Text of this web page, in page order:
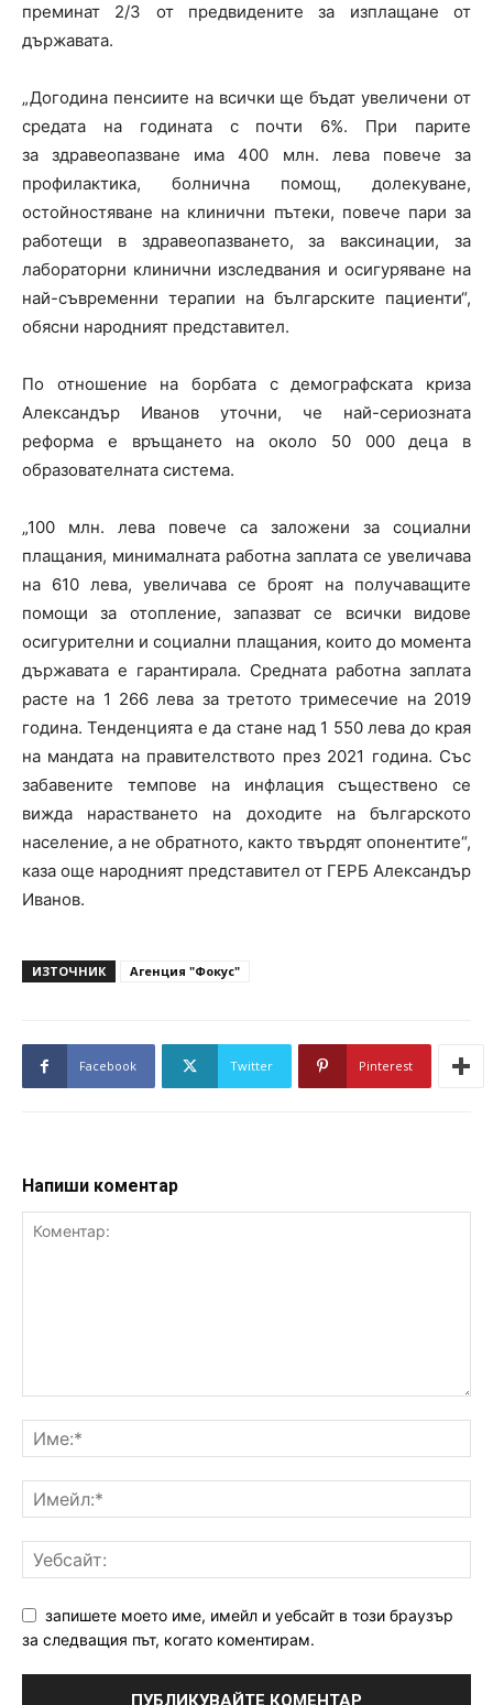
преминат 2/3 от предвидените за изплащане от
държавата.
„Догодина пенсиите на всички ще бъдат увеличени от
средата на годината с почти 6%. При парите
за здравеопазване има 400 млн. лева повече за
профилактика, болнична помощ, долекуване,
остойностяване на клинични пътеки, повече пари за
работещи в здравеопазването, за ваксинации, за
лабораторни клинични изследвания и осигуряване на
най-съвременни терапии на българските пациенти“,
обясни народният представител.
По отношение на борбата с демографската криза
Александър Иванов уточни, че най-сериозната
реформа е връщането на около 50 000 деца в
образователната система.
„100 млн. лева повече са заложени за социални
плащания, минималната работна заплата се увеличава
на 610 лева, увеличава се броят на получаващите
помощи за отопление, запазват се всички видове
осигурителни и социални плащания, които до момента
държавата е гарантирала. Средната работна заплата
расте на 1 266 лева за третото тримесечие на 2019
година. Тенденцията е да стане над 1 550 лева до края
на мандата на правителството през 2021 година. Със
забавените темпове на инфлация съществено се
вижда нарастването на доходите на българското
население, а не обратното, както твърдят опонентите“,
каза още народният представител от ГЕРБ Александър
Иванов.
ИЗТОЧНИК Агенция "Фокус"
Facebook Twitter Pinterest
Напиши коментар
запишете моето име, имейл и уебсайт в този браузър
за следващия път, когато коментирам.